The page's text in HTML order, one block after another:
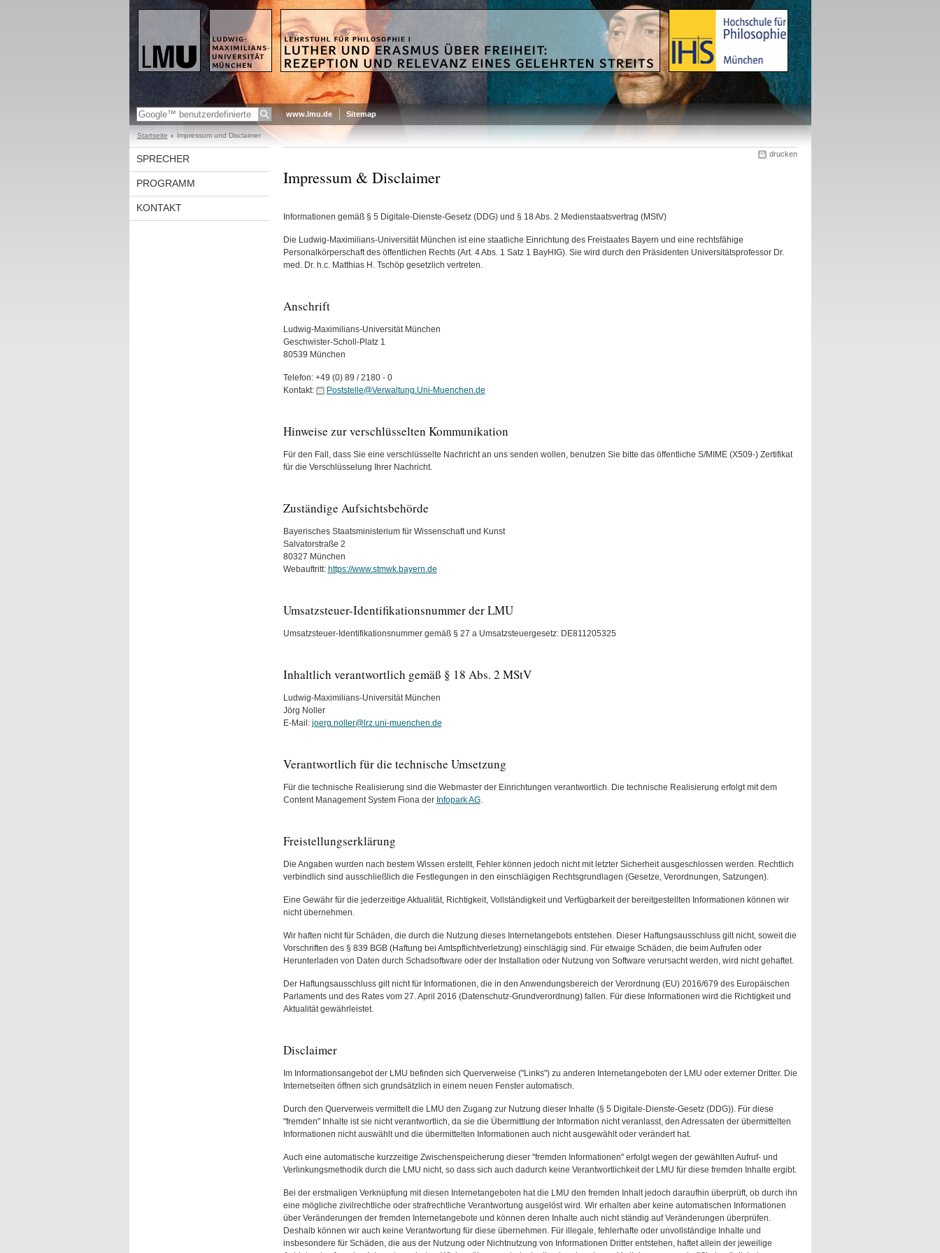
www.lmu.de Sitemap
Startseite Impressum und Disclaimer
SPRECHER
PROGRAMM
KONTAKT
drucken
Impressum & Disclaimer
Informationen gemäß § 5 Digitale-Dienste-Gesetz (DDG) und § 18 Abs. 2 Medienstaatsvertrag (MStV)
Die Ludwig-Maximilians-Universität München ist eine staatliche Einrichtung des Freistaates Bayern und eine rechtsfähige
Personalkörperschaft des öffentlichen Rechts (Art. 4 Abs. 1 Satz 1 BayHIG). Sie wird durch den Präsidenten Universitätsprofessor Dr.
med. Dr. h.c. Matthias H. Tschöp gesetzlich vertreten.
Anschrift
Ludwig-Maximilians-Universität München
Geschwister-Scholl-Platz 1
80539 München
Telefon: +49 (0) 89 / 2180 - 0
Kontakt:
Poststelle@Verwaltung.Uni-Muenchen.de
Hinweise zur verschlüsselten Kommunikation
Für den Fall, dass Sie eine verschlüsselte Nachricht an uns senden wollen, benutzen Sie bitte das öffentliche S/MIME (X509-) Zertifikat
für die Verschlüsselung Ihrer Nachricht.
Zuständige Aufsichtsbehörde
Bayerisches Staatsministerium für Wissenschaft und Kunst
Salvatorstraße 2
80327 München
Webauftritt: https://www.stmwk.bayern.de
Umsatzsteuer-Identifikationsnummer der LMU
Umsatzsteuer-Identifikationsnummer gemäß § 27 a Umsatzsteuergesetz: DE811205325
Inhaltlich verantwortlich gemäß § 18 Abs. 2 MStV
Ludwig-Maximilians-Universität München
Jörg Noller
E-Mail: joerg.noller@lrz.uni-muenchen.de
Verantwortlich für die technische Umsetzung
Für die technische Realisierung sind die Webmaster der Einrichtungen verantwortlich. Die technische Realisierung erfolgt mit dem
Content Management System Fiona der Infopark AG.
Freistellungserklärung
Die Angaben wurden nach bestem Wissen erstellt, Fehler können jedoch nicht mit letzter Sicherheit ausgeschlossen werden. Rechtlich
verbindlich sind ausschließlich die Festlegungen in den einschlägigen Rechtsgrundlagen (Gesetze, Verordnungen, Satzungen).
Eine Gewähr für die jederzeitige Aktualität, Richtigkeit, Vollständigkeit und Verfügbarkeit der bereitgestellten Informationen können wir
nicht übernehmen.
Wir haften nicht für Schäden, die durch die Nutzung dieses Internetangebots entstehen. Dieser Haftungsausschluss gilt nicht, soweit die
Vorschriften des § 839 BGB (Haftung bei Amtspflichtverletzung) einschlägig sind. Für etwaige Schäden, die beim Aufrufen oder
Herunterladen von Daten durch Schadsoftware oder der Installation oder Nutzung von Software verursacht werden, wird nicht gehaftet.
Der Haftungsausschluss gilt nicht für Informationen, die in den Anwendungsbereich der Verordnung (EU) 2016/679 des Europäischen
Parlaments und des Rates vom 27. April 2016 (Datenschutz-Grundverordnung) fallen. Für diese Informationen wird die Richtigkeit und
Aktualität gewährleistet.
Disclaimer
Im Informationsangebot der LMU befinden sich Querverweise ("Links") zu anderen Internetangeboten der LMU oder externer Dritter. Die
Internetseiten öffnen sich grundsätzlich in einem neuen Fenster automatisch.
Durch den Querverweis vermittelt die LMU den Zugang zur Nutzung dieser Inhalte (§ 5 Digitale-Dienste-Gesetz (DDG)). Für diese
"fremden" Inhalte ist sie nicht verantwortlich, da sie die Übermittlung der Information nicht veranlasst, den Adressaten der übermittelten
Informationen nicht auswählt und die übermittelten Informationen auch nicht ausgewählt oder verändert hat.
Auch eine automatische kurzzeitige Zwischenspeicherung dieser "fremden Informationen" erfolgt wegen der gewählten Aufruf- und
Verlinkungsmethodik durch die LMU nicht, so dass sich auch dadurch keine Verantwortlichkeit der LMU für diese fremden Inhalte ergibt.
Bei der erstmaligen Verknüpfung mit diesen Internetangeboten hat die LMU den fremden Inhalt jedoch daraufhin überprüft, ob durch ihn
eine mögliche zivilrechtliche oder strafrechtliche Verantwortung ausgelöst wird. Wir erhalten aber keine automatischen Informationen
über Veränderungen der fremden Internetangebote und können deren Inhalte auch nicht ständig auf Veränderungen überprüfen.
Deshalb können wir auch keine Verantwortung für diese übernehmen. Für illegale, fehlerhafte oder unvollständige Inhalte und
insbesondere für Schäden, die aus der Nutzung oder Nichtnutzung von Informationen Dritter entstehen, haftet allein der jeweilige